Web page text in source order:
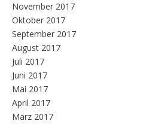
November 2017
Oktober 2017
September 2017
August 2017
Juli 2017
Juni 2017
Mai 2017
April 2017
März 2017